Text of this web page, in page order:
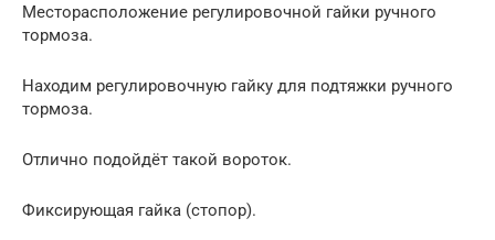
Месторасположение регулировочной гайки ручного
тормоза.
Находим регулировочную гайку для подтяжки ручного
тормоза.
Отлично подойдёт такой вороток.
Фиксирующая гайка (стопор).